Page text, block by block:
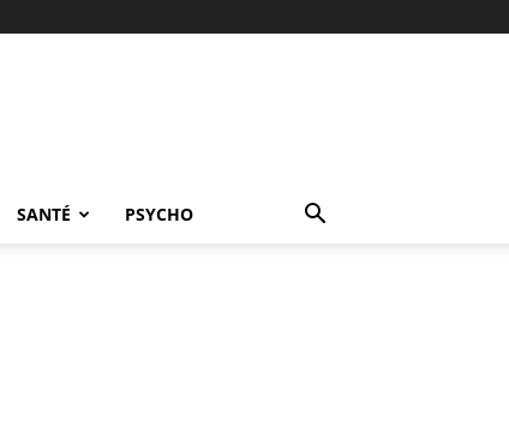
SANTÉ PSYCHO